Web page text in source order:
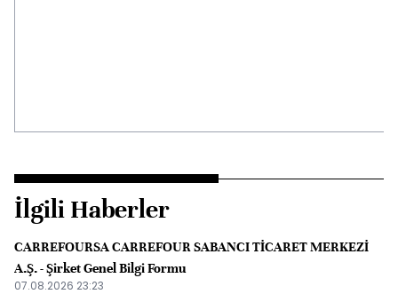
İlgili Haberler
CARREFOURSA CARREFOUR SABANCI TİCARET MERKEZİ
A.Ş. - Şirket Genel Bilgi Formu
07.08.2026 23:23